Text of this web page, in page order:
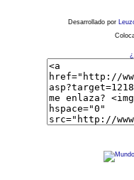
Desarrollado por